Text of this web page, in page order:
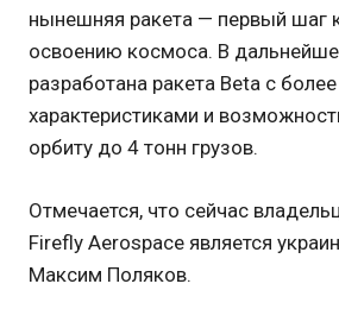
нынешняя ракета — первый шаг
освоению космоса. В
разработана ракета Beta с
характеристиками и
орбиту до 4 тонн грузов.
Отмечается, что сейчас
Firefly Aerospace является
Максим Поляков.